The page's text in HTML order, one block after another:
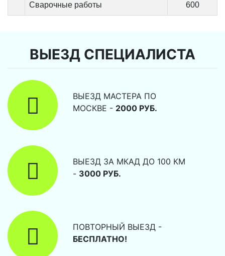
Сварочные работы 600
ВЫЕЗД СПЕЦИАЛИСТА
ВЫЕЗД МАСТЕРА ПО
МОСКВЕ - 2000 РУБ.
ВЫЕЗД ЗА МКАД ДО 100 КМ
- 3000 РУБ.
ПОВТОРНЫЙ ВЫЕЗД -
БЕСПЛАТНО!